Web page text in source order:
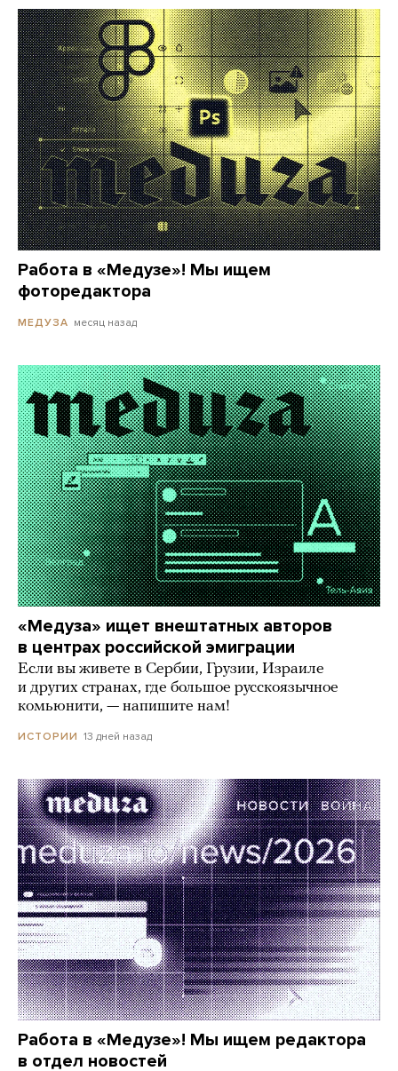
Работа в «Медузе»! Мы ищем
фоторедактора
МЕДУЗА месяц назад
«Медуза» ищет внештатных авторов
в центрах российской эмиграции
Если вы живете в Сербии, Грузии, Израиле
и других странах, где большое русскоязычное
комьюнити, — напишите нам!
ИСТОРИИ 13 дней назад
Работа в «Медузе»! Мы ищем редактора
в отдел новостей